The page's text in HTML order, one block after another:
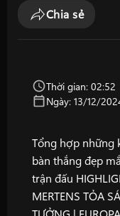
Chia sẻ
Thời gian: 02:52
Ngày: 13/12/
Tổng hợp những
bàn thắng đẹp
trận đấu
MERTENS TỎA